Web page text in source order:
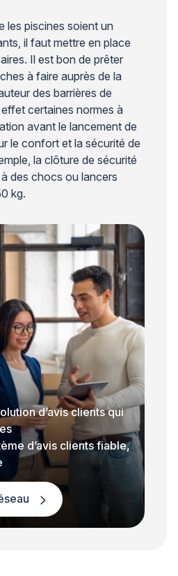
les piscines soient un
il faut mettre en place
Il est bon de prêter
à faire auprès de la
des barrières de
certaines normes à
avant le lancement de
le confort et la sécurité de
la clôture de sécurité
des chocs ou lancers
kg.
d’avis clients qui
d’avis clients fiable,